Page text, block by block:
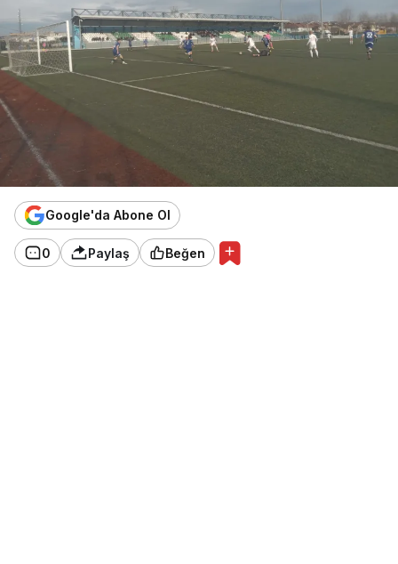
Google'da Abone Ol
0 Paylaş Beğen